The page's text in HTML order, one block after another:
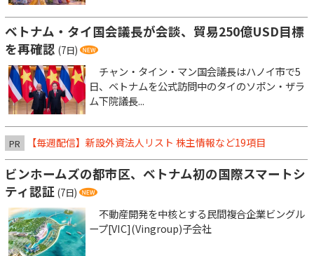
ベトナム・タイ国会議長が会談、貿易250億USD目標
を再確認 (7日)
チャン・タイン・マン国会議長はハノイ市で5
日、ベトナムを公式訪問中のタイのソポン・ザラ
ム下院議長...
PR 【毎週配信】新設外資法人リスト 株主情報など19項目
ビンホームズの都市区、ベトナム初の国際スマートシ
ティ認証 (7日)
不動産開発を中核とする民間複合企業ビングル
ープ[VIC](Vingroup)子会社